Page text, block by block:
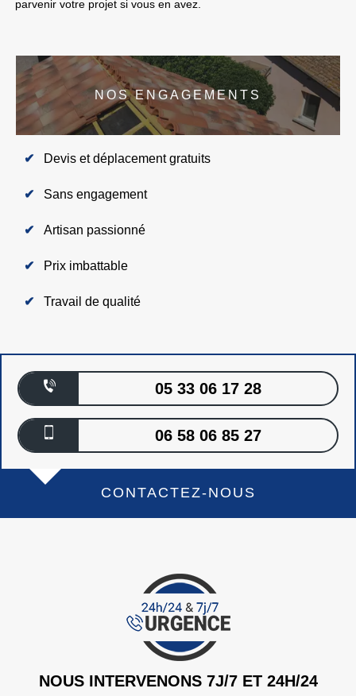
parvenir votre projet si vous en avez.
NOS ENGAGEMENTS
Devis et déplacement gratuits
Sans engagement
Artisan passionné
Prix imbattable
Travail de qualité
05 33 06 17 28
06 58 06 85 27
CONTACTEZ-NOUS
NOUS INTERVENONS 7J/7 ET 24H/24